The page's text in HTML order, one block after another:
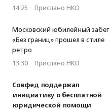
14:25 · Прислано НКО
Московский юбилейный забег
«Без границ» прошел в стиле
ретро
13:30 · Прислано НКО
Совфед поддержал
инициативу о бесплатной
юридической помощи